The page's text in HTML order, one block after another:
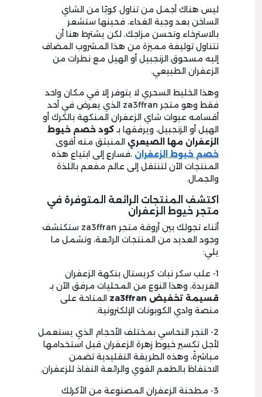
ليس هناك أجمل من تناول كوبًا من الشاي
الساخن بعد وجبة الغداء، فحينها ستشعر
بالاسترخاء وتحسن مزاجك، لكن يشترط هنا أن
تتناول توليفة مميزة من هذا المشروب المضاف
إليه مسحوق الزنجبيل أو الهيل مع نطرات من
الزعفران الطبيعي.
وهذا الخليط السحري لا يتوفر إلا في مكان واحد
فقط وهو متجر za3ffran الذي يعرض في أحد
أقسامه عبوات شاي الزعفران المنكهة بالكرك أو
الهيل أو الزنجبيل، ويرفقها بـكود خصم خيوط
الزعفران مها الصيعري المنبثق منه أقوى
خصم خيوط الزعفران ،فسارع إلى ابتياع هذه
المنتجات الآن لتنتقل إلى عالم مفعم باللذة
والجمال.
اكتشف المنتجات الرائعة المتوفرة في
متجر خيوط الزعفران
أثناء تجولك بين أروقة متجر za3ffran ستكتشف
وجود العديد من المنتجات الرائعة، وتشمل ما
يلي:
1- علب سكر نبات كريستال بنكهة الزعفران
الفريدة، وهذا النوع من المحليات مرفق الآن بـ
قسيمة تخفيض za3ffran
المتاحة على
منصة وادي الكوبونات الإلكترونية.
2- النجر النحاسي بمختلف الأحجام الذي يستعمل
لأجل تكسير خيوط زهرة الزعفران قبل استخدامها
مباشرةً، وهذه الطريقة التقليدية تضمن
الاحتفاظ بالطعم القوي والرائعة النفاذ للزعفران.
3- مطحنة الزعفران المصنوعة من الأكرلك